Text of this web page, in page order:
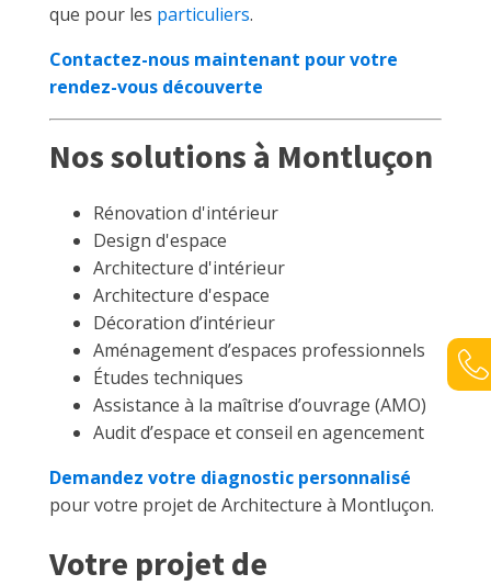
que pour les particuliers.
Contactez-nous maintenant pour votre
rendez-vous découverte
Nos solutions à Montluçon
Rénovation d'intérieur
Design d'espace
Architecture d'intérieur
Architecture d'espace
Décoration d’intérieur
Aménagement d’espaces professionnels
Études techniques
Assistance à la maîtrise d’ouvrage (AMO)
Audit d’espace et conseil en agencement
Demandez votre diagnostic personnalisé
pour votre projet de Architecture à Montluçon.
Votre projet de